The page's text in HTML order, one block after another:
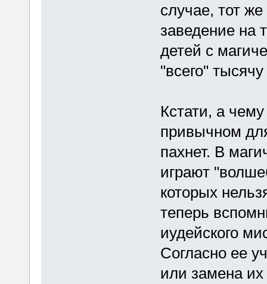
случае, тот
заведение на
детей с
"всего"
Кстати, а
привычном
пахнет. В
играют
которых
теперь
иудейского
Согласно ее
или замена